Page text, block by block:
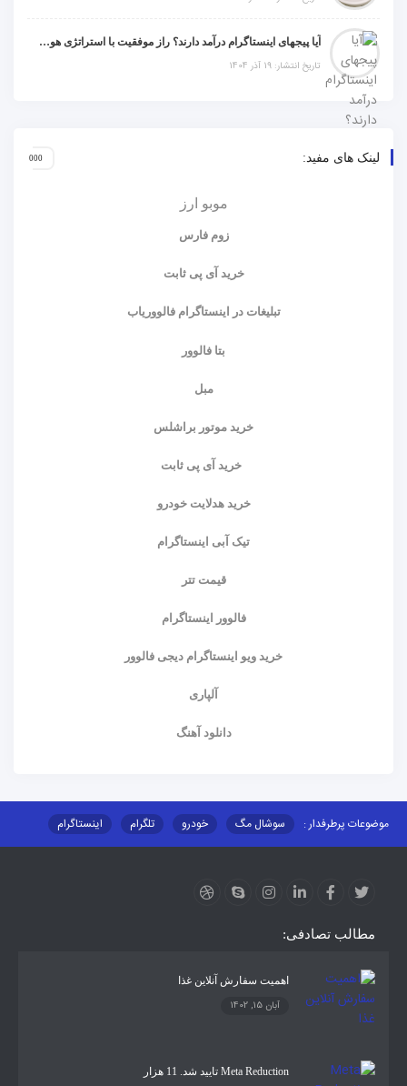
آیا پیجهای اینستاگرام درآمد دارند؟ راز موفقیت با استراتژی هوشمندانه
تاریخ انتشار: 19 آذر 1404
لینک های مفید:
موبو ارز
زوم فارس
خرید آی پی ثابت
تبلیغات در اینستاگرام فالووریاب
بتا فالوور
مبل
خرید موتور براشلس
خرید آی پی ثابت
خرید هدلایت خودرو
تیک آبی اینستاگرام
قیمت تتر
فالوور اینستاگرام
خرید ویو اینستاگرام دیجی فالوور
آلپاری
دانلود آهنگ
موضوعات پرطرفدار : سوشال مگ خودرو تلگرام
اینستاگرام
مطالب تصادفی:
اهمیت سفارش آنلاین غذا
آبان 15, 1402
Meta Reduction تایید شد. 11 هزار